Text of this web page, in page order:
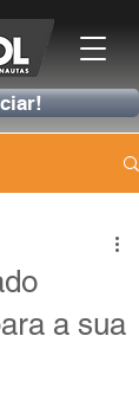
a sua